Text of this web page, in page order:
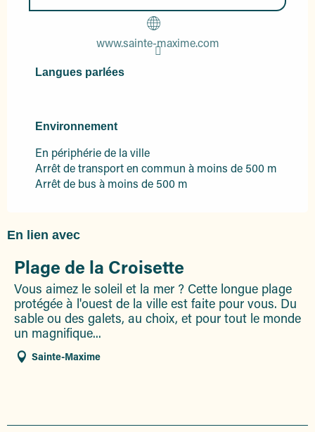
www.sainte-maxime.com
Langues parlées
Langues parlées
Environnement
Environnement
En périphérie de la ville
Arrêt de transport en commun à moins de 500 m
Arrêt de bus à moins de 500 m
En lien avec
Plage de la Croisette
Vous aimez le soleil et la mer ? Cette longue plage
protégée à l'ouest de la ville est faite pour vous. Du
sable ou des galets, au choix, et pour tout le monde
un magnifique...
Sainte-Maxime